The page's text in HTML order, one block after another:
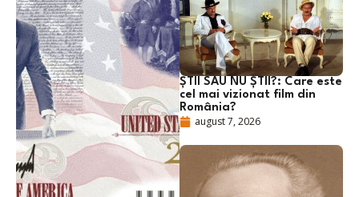
ȘTII SAU NU ȘTII?: Care este
cel mai vizionat film din
România?
august 7, 2026